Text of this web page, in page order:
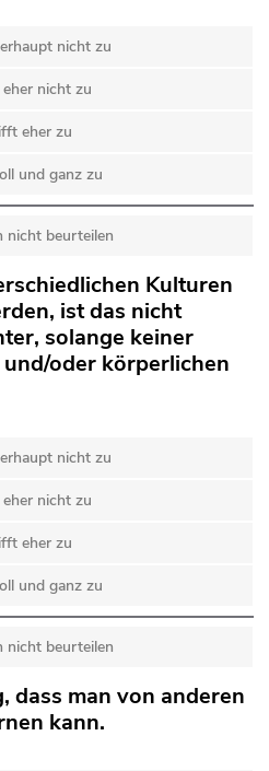
nicht zu
nicht zu
eher zu
und ganz zu
nicht beurteilen
Kulturen
ist das nicht
solange keiner
oder körperlichen
nicht zu
nicht zu
eher zu
und ganz zu
nicht beurteilen
dass man von anderen
kann.